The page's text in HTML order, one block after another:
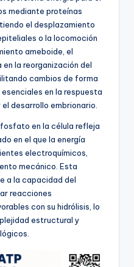
mediante proteínas
el desplazamiento
o la locomoción
ameboide, el
la reorganización del
cambios de forma
en la respuesta
desarrollo embrionario.
en la célula refleja
en el que la energía
electroquímicos,
mecánico. Esta
a la capacidad del
reacciones
con su hidrólisis, lo
estructural y